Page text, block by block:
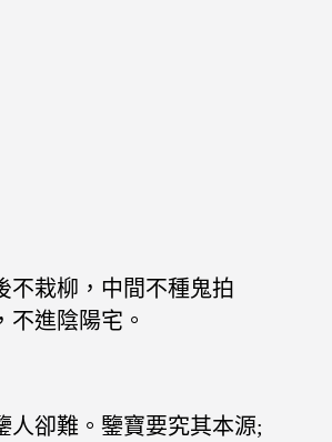
不栽柳，中間不種鬼拍
不進陰陽宅。
人卻難。鑒寶要究其本源;